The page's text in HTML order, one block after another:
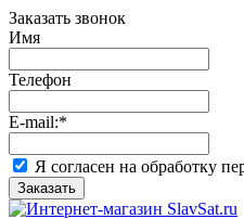
Заказать звонок
Имя
Телефон
E-mail:*
Я согласен на обработку
Заказать